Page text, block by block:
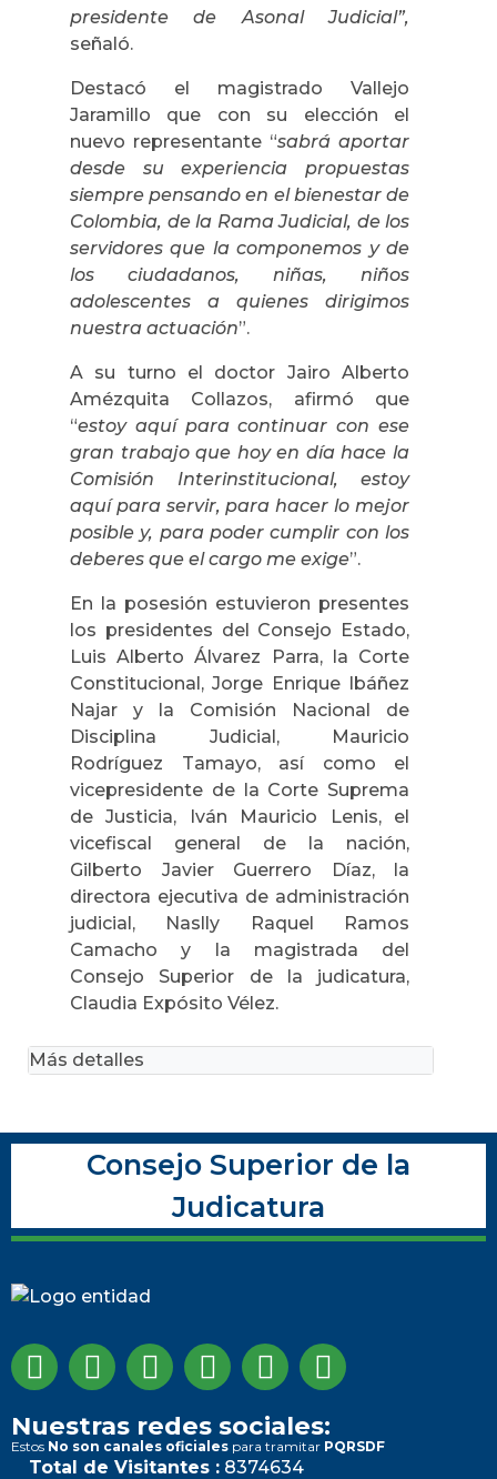
presidente de Asonal Judicial”,
señaló.
Destacó el magistrado Vallejo
Jaramillo que con su elección el
nuevo representante “sabrá aportar
desde su experiencia propuestas
siempre pensando en el bienestar de
Colombia, de la Rama Judicial, de los
servidores que la componemos y de
los ciudadanos, niñas, niños
adolescentes a quienes dirigimos
nuestra actuación”.
A su turno el doctor Jairo Alberto
Amézquita Collazos, afirmó que
“estoy aquí para continuar con ese
gran trabajo que hoy en día hace la
Comisión Interinstitucional, estoy
aquí para servir, para hacer lo mejor
posible y, para poder cumplir con los
deberes que el cargo me exige”.
En la posesión estuvieron presentes
los presidentes del Consejo Estado,
Luis Alberto Álvarez Parra, la Corte
Constitucional, Jorge Enrique Ibáñez
Najar y la Comisión Nacional de
Disciplina Judicial, Mauricio
Rodríguez Tamayo, así como el
vicepresidente de la Corte Suprema
de Justicia, Iván Mauricio Lenis, el
vicefiscal general de la nación,
Gilberto Javier Guerrero Díaz, la
directora ejecutiva de administración
judicial, Naslly Raquel Ramos
Camacho y la magistrada del
Consejo Superior de la judicatura,
Claudia Expósito Vélez.
Más detalles
Consejo Superior de la
Judicatura
Nuestras redes sociales:
Estos No son canales oficiales para tramitar PQRSDF
Total de Visitantes : 8374634